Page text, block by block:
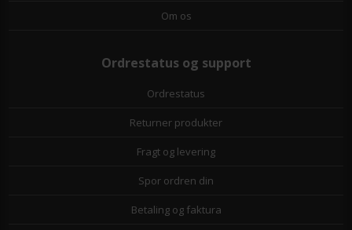
Om os
Ordrestatus og support
Ordrestatus
Returner produkter
Fragt og levering
Spor ordren din
Betaling og faktura